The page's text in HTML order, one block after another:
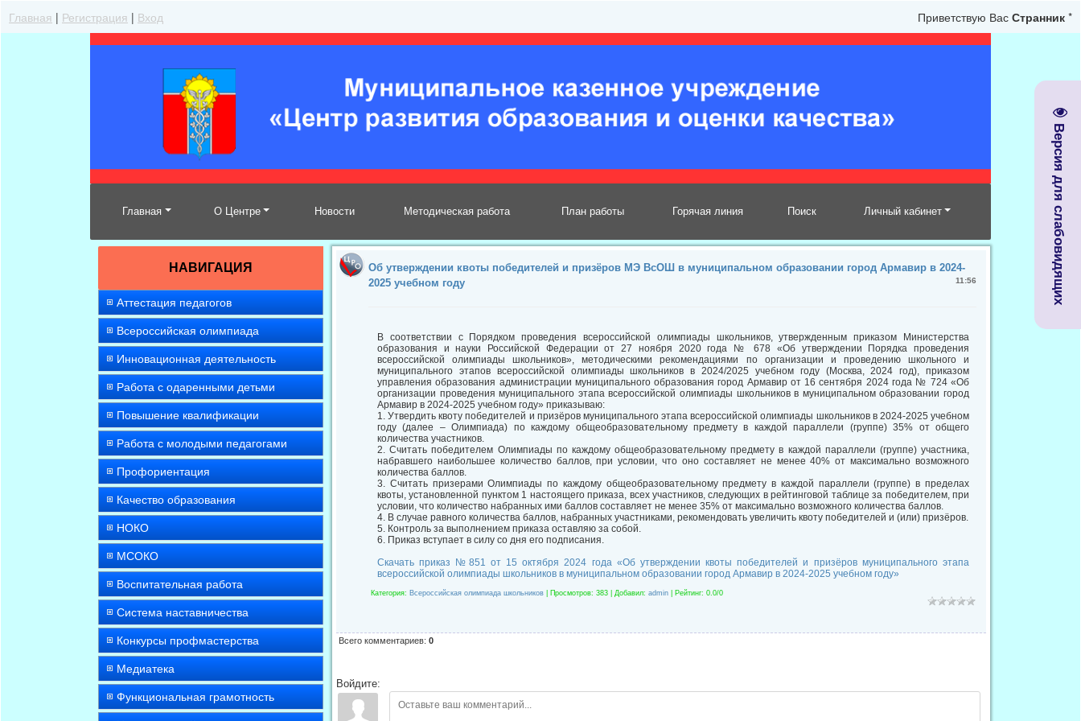
Версия для слабовидящих
Главная | Регистрация | Вход Приветствую Вас Странник *
Главная О Центре Новости Методическая работа План работы Горячая линия Поиск Личный кабинет
НАВИГАЦИЯ
Аттестация педагогов
Всероссийская олимпиада
Инновационная деятельность
Работа с одаренными детьми
Повышение квалификации
Работа с молодыми педагогами
Профориентация
Качество образования
НОКО
МСОКО
Воспитательная работа
Система наставничества
Конкурсы профмастерства
Медиатека
Функциональная грамотность
Об утверждении квоты победителей и призёров МЭ ВсОШ в муниципальном образовании город Армавир в 2024-
2025 учебном году
11:56
В соответствии с Порядком проведения всероссийской олимпиады школьников, утвержденным приказом Министерства
образования и науки Российской Федерации от 27 ноября 2020 года № 678 «Об утверждении Порядка проведения
всероссийской олимпиады школьников», методическими рекомендациями по организации и проведению школьного и
муниципального этапов всероссийской олимпиады школьников в 2024/2025 учебном году (Москва, 2024 год), приказом
управления образования администрации муниципального образования город Армавир от 16 сентября 2024 года № 724 «Об
организации проведения муниципального этапа всероссийской олимпиады школьников в муниципальном образовании город
Армавир в 2024-2025 учебном году» приказываю:
1. Утвердить квоту победителей и призёров муниципального этапа всероссийской олимпиады школьников в 2024-2025 учебном
году (далее – Олимпиада) по каждому общеобразовательному предмету в каждой параллели (группе) 35% от общего
количества участников.
2. Считать победителем Олимпиады по каждому общеобразовательному предмету в каждой параллели (группе) участника,
набравшего наибольшее количество баллов, при условии, что оно составляет не менее 40% от максимально возможного
количества баллов.
3. Считать призерами Олимпиады по каждому общеобразовательному предмету в каждой параллели (группе) в пределах
квоты, установленной пунктом 1 настоящего приказа, всех участников, следующих в рейтинговой таблице за победителем, при
условии, что количество набранных ими баллов составляет не менее 35% от максимально возможного количества баллов.
4. В случае равного количества баллов, набранных участниками, рекомендовать увеличить квоту победителей и (или) призёров.
5. Контроль за выполнением приказа оставляю за собой.
6. Приказ вступает в силу со дня его подписания.
Скачать приказ №851 от 15 октября 2024 года «Об утверждении квоты победителей и призёров муниципального этапа
всероссийской олимпиады школьников в муниципальном образовании город Армавир в 2024-2025 учебном году»
Категория: Всероссийская олимпиада школьников Просмотров: 383 | Добавил: admin Рейтинг: 0.0/0
Всего комментариев: 0
Войдите: